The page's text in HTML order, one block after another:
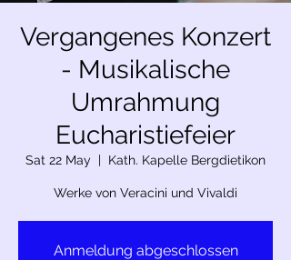
Vergangenes Konzert
- Musikalische
Umrahmung
Eucharistiefeier
Sat 22 May
  |
Kath. Kapelle Bergdietikon
Werke von Veracini und Vivaldi
Anmeldung abgeschlossen